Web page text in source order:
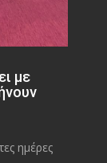
με
ημέρες